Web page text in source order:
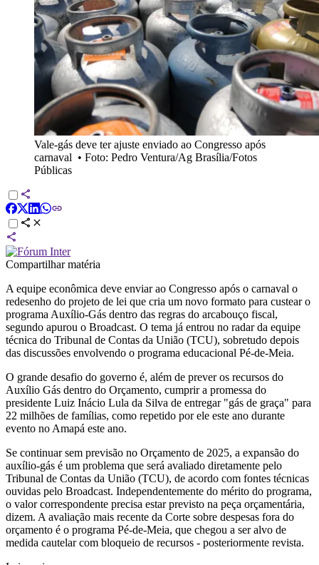
Vale-gás deve ter ajuste enviado ao Congresso após
carnaval • Foto: Pedro Ventura/Ag Brasília/Fotos
Públicas
Compartilhar matéria
A equipe econômica deve enviar ao Congresso após o carnaval o
redesenho do projeto de lei que cria um novo formato para custear o
programa Auxílio-Gás dentro das regras do arcabouço fiscal,
segundo apurou o Broadcast. O tema já entrou no radar da equipe
técnica do Tribunal de Contas da União (TCU), sobretudo depois
das discussões envolvendo o programa educacional Pé-de-Meia.
O grande desafio do governo é, além de prever os recursos do
Auxílio Gás dentro do Orçamento, cumprir a promessa do
presidente Luiz Inácio Lula da Silva de entregar "gás de graça" para
22 milhões de famílias, como repetido por ele este ano durante
evento no Amapá este ano.
Se continuar sem previsão no Orçamento de 2025, a expansão do
auxílio-gás é um problema que será avaliado diretamente pelo
Tribunal de Contas da União (TCU), de acordo com fontes técnicas
ouvidas pelo Broadcast. Independentemente do mérito do programa,
o valor correspondente precisa estar previsto na peça orçamentária,
dizem. A avaliação mais recente da Corte sobre despesas fora do
orçamento é o programa Pé-de-Meia, que chegou a ser alvo de
medida cautelar com bloqueio de recursos - posteriormente revista.